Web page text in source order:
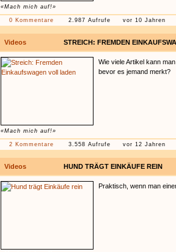
«Mach mich auf!»
0 Kommentare 2.987 Aufrufe vor 10 Jahren
Videos STREICH: FREMDEN
«Mach mich auf!»
Wie viele Artikel kann
bevor es jemand merkt?
2 Kommentare 3.558 Aufrufe vor 12 Jahren
Videos HUND TRÄGT EINKÄUFE REIN
Praktisch, wenn man